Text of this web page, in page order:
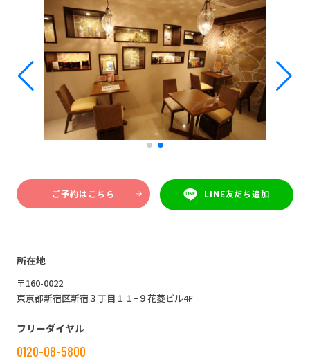
ご予約はこちら LINE友だち追加
所在地
〒160-0022
東京都新宿区新宿３丁目１１−９花菱ビル4F
フリーダイヤル
0120-08-5800